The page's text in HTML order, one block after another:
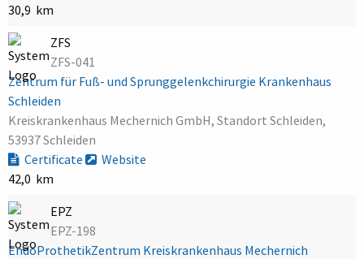
30,9 km
ZFS
ZFS-041
Zentrum für Fuß- und Sprunggelenkchirurgie Krankenhaus
Schleiden
Kreiskrankenhaus Mechernich GmbH, Standort Schleiden,
53937 Schleiden
Certificate
Website
42,0 km
EPZ
EPZ-198
EndoProthetikZentrum Kreiskrankenhaus Mechernich